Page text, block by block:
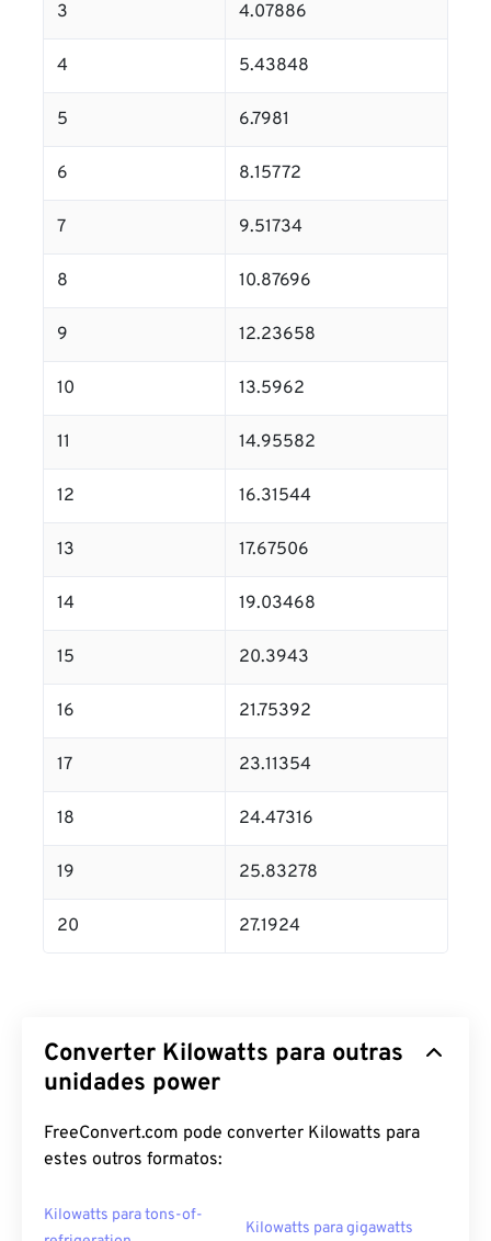
3 4.07886
4 5.43848
5 6.7981
6 8.15772
7 9.51734
8 10.87696
9 12.23658
10 13.5962
11 14.95582
12 16.31544
13 17.67506
14 19.03468
15 20.3943
16 21.75392
17 23.11354
18 24.47316
19 25.83278
20 27.1924
Converter Kilowatts para outras
unidades power
FreeConvert.com pode converter Kilowatts para
estes outros formatos:
Kilowatts para tons-of-
Kilowatts para gigawatts